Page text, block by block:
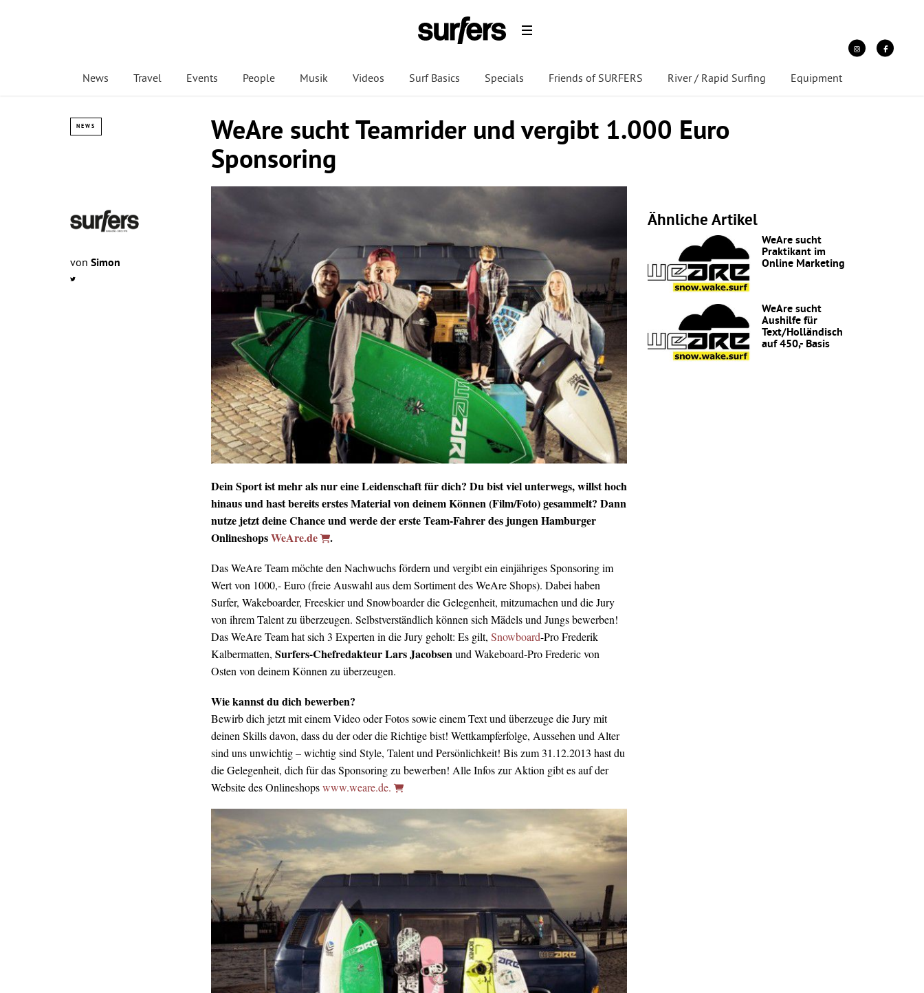
News Travel Events People Musik Videos Surf Basics Specials Friends of SURFERS River / Rapid Surfing Equipment
NEWS
WeAre sucht Teamrider und vergibt 1.000 Euro
Sponsoring
von Simon
Dein Sport ist mehr als nur eine Leidenschaft für dich? Du bist viel unterwegs, willst hoch
hinaus und hast bereits erstes Material von deinem Können (Film/Foto) gesammelt? Dann
nutze jetzt deine Chance und werde der erste Team-Fahrer des jungen Hamburger
OnlineshopsWeAre.de .
Das WeAre Team möchte den Nachwuchs fördern und vergibt ein einjähriges Sponsoring im
Wert von 1000,- Euro (freie Auswahl aus dem Sortiment des WeAre Shops). Dabei haben
Surfer, Wakeboarder, Freeskier und Snowboarder die Gelegenheit, mitzumachen und die Jury
von ihrem Talent zu überzeugen. Selbstverständlich können sich Mädels und Jungs bewerben!
Das WeAre Team hat sich 3 Experten in die Jury geholt: Es gilt, Snowboard-Pro Frederik
Kalbermatten, Surfers-Chefredakteur Lars Jacobsenund Wakeboard-Pro Frederic von
Osten von deinem Können zu überzeugen.
Wie kannst du dich bewerben?
Bewirb dich jetzt mit einem Video oder Fotos sowie einem Text und überzeuge die Jury mit
deinen Skills davon, dass du der oder die Richtige bist! Wettkampferfolge, Aussehen und Alter
sind uns unwichtig – wichtig sind Style, Talent und Persönlichkeit! Bis zum 31.12.2013 hast du
die Gelegenheit, dich für das Sponsoring zu bewerben! Alle Infos zur Aktion gibt es auf der
Website des Onlineshopswww.weare.de.
Ähnliche Artikel
WeAre sucht
Praktikant im
Online Marketing
WeAre sucht
Aushilfe für
Text/Holländisch
auf 450,- Basis